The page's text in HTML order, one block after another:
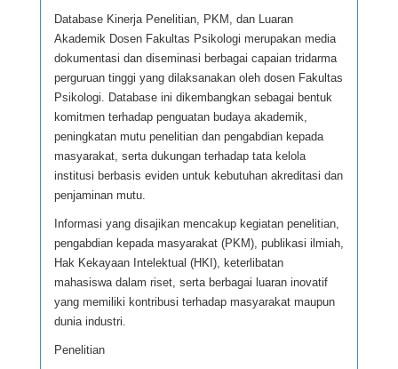
VISI DAN MISI
STRUKTUR
PELAYANAN ONLINE
PROFIL DOSEN
KEGIATAN
PENGABDIAN
Database Kinerja Penelitian, PKM, dan Luaran
Akademik Dosen Fakultas Psikologi merupakan media
dokumentasi dan diseminasi berbagai capaian tridarma
perguruan tinggi yang dilaksanakan oleh dosen Fakultas
Psikologi. Database ini dikembangkan sebagai bentuk
komitmen terhadap penguatan budaya akademik,
peningkatan mutu penelitian dan pengabdian kepada
masyarakat, serta dukungan terhadap tata kelola
institusi berbasis eviden untuk kebutuhan akreditasi dan
penjaminan mutu.
Informasi yang disajikan mencakup kegiatan penelitian,
pengabdian kepada masyarakat (PKM), publikasi ilmiah,
Hak Kekayaan Intelektual (HKI), keterlibatan
mahasiswa dalam riset, serta berbagai luaran inovatif
yang memiliki kontribusi terhadap masyarakat maupun
dunia industri.
Penelitian